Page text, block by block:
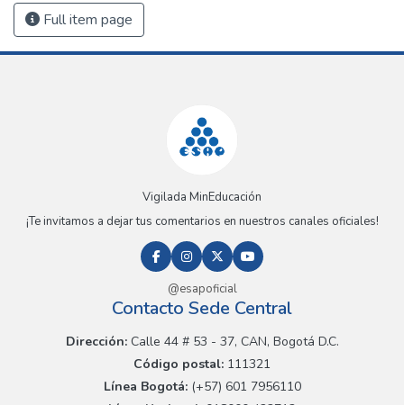
Full item page
Vigilada MinEducación
¡Te invitamos a dejar tus comentarios en nuestros canales oficiales!
@esapoficial
Contacto Sede Central
Dirección:Calle 44 # 53 - 37, CAN, Bogotá D.C.
Código postal: 111321
Línea Bogotá:(+57) 601 7956110